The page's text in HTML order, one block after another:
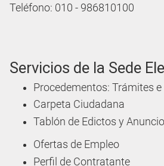
Teléfono: 010 - 986810100
Servicios de la Sede
Procedementos: Trámites
Carpeta Ciudadana
Tablón de Edictos y
Ofertas de Empleo
Perfil de Contratante